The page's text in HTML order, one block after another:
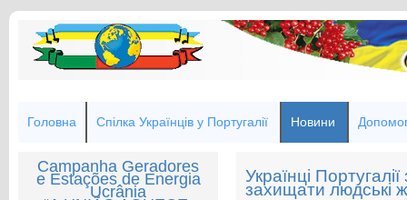
Головна Спілка Українців у Португалії Новини
Campanha Geradores
e Estações de Energia
Ucrânia
Українці
захищати людські